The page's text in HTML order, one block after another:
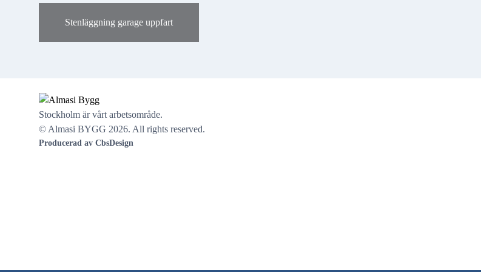
Stenläggning garage uppfart
Stockholm är vårt arbetsområde.
© Almasi BYGG 2026. All rights reserved.
Producerad av CbsDesign